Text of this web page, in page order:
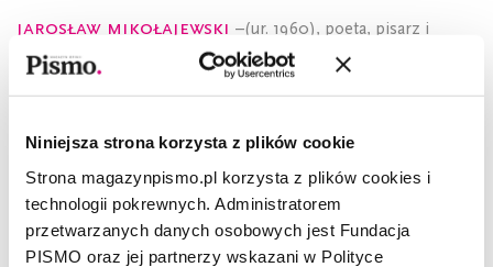
Niniejsza strona korzysta z plików cookie
Strona magazynpismo.pl korzysta z plików cookies i
technologii pokrewnych. Administratorem
przetwarzanych danych osobowych jest Fundacja
PISMO oraz jej partnerzy wskazani w Polityce
Jarosław Mikołajewski –(ur. 1960), poeta, pisarz i
tłumacz z języka włoskiego. Jest również autorem książek dla
dzieci, eseistą i publicystą.
CZYTAJ TAKŻE